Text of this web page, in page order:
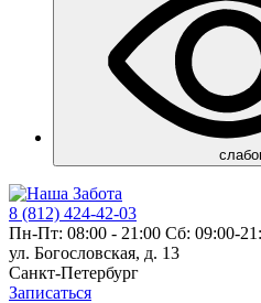
8 (812) 424-42-03
Пн-Пт: 08:00 - 21:00 Сб: 09:00-
ул. Богословская, д. 13
Санкт-Петербург
Записаться